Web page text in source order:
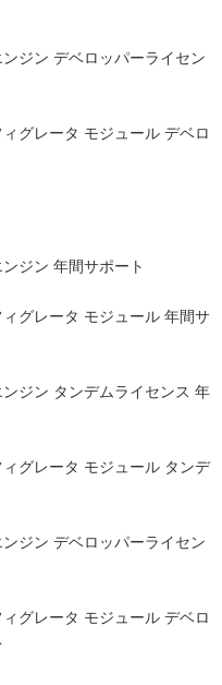
ジン デベロッパーライセン
グレータ モジュール デベロ
ジン 年間サポート
グレータ モジュール 年間サ
ジン タンデムライセンス 年
グレータ モジュール タンデ
ジン デベロッパーライセン
グレータ モジュール デベロ